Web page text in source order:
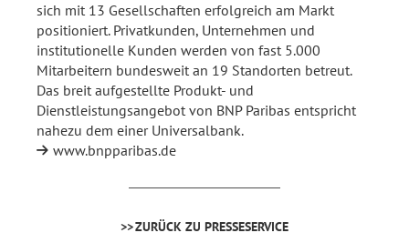
sich mit 13 Gesellschaften erfolgreich am Markt
positioniert. Privatkunden, Unternehmen und
institutionelle Kunden werden von fast 5.000
Mitarbeitern bundesweit an 19 Standorten betreut.
Das breit aufgestellte Produkt- und
Dienstleistungsangebot von BNP Paribas entspricht
nahezu dem einer Universalbank.
www.bnpparibas.de
ZURÜCK ZU PRESSESERVICE